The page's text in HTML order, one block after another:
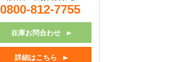
0800-812-7755
在庫お問合わせ
詳細はこちら